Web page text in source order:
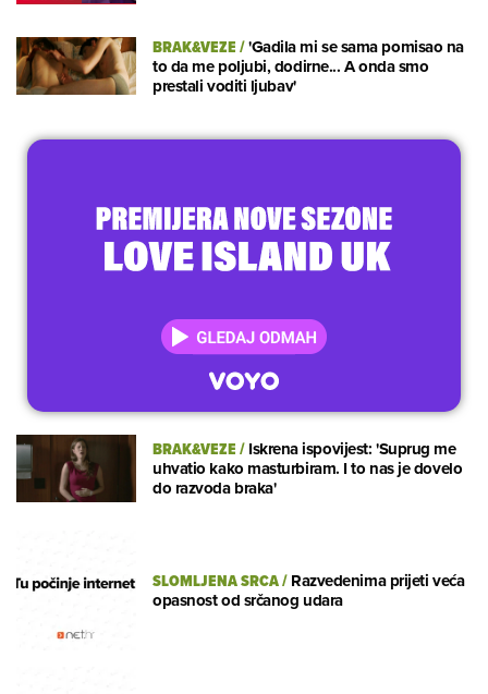
BRAK&VEZE/'Gadila mi se sama pomisao na
to da me poljubi, dodirne... A onda smo
prestali voditi ljubav'
BRAK&VEZE/Iskrena ispovijest: 'Suprug me
uhvatio kako masturbiram. I to nas je dovelo
do razvoda braka'
SLOMLJENA SRCA/Razvedenima prijeti veća
opasnost od srčanog udara